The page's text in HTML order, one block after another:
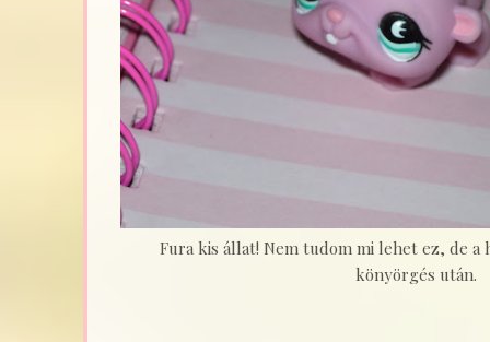
Fura kis állat! Nem tudom mi lehet ez, de a
könyörgés után.